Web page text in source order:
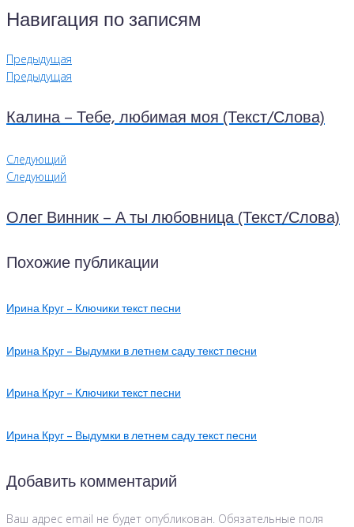
Навигация по записям
Предыдущая
Предыдущая
Калина – Тебе, любимая моя (Текст/Слова)
Следующий
Следующий
Олег Винник – А ты любовница (Текст/Слова)
Похожие публикации
Ирина Круг – Ключики текст песни
Ирина Круг – Выдумки в летнем саду текст песни
Ирина Круг – Ключики текст песни
Ирина Круг – Выдумки в летнем саду текст песни
Добавить комментарий
Ваш адрес email не будет опубликован. Обязательные поля